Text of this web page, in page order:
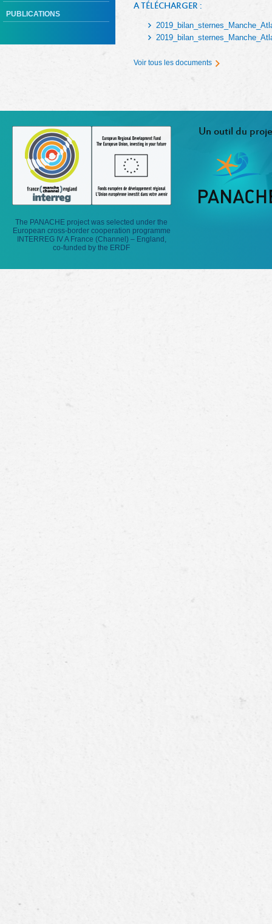
PUBLICATIONS
A TÉLÉCHARGER :
Voir tous les documents
The PANACHE project was selected under the
European cross-border cooperation programme
INTERREG IV A France (Channel) – England,
co-funded by the ERDF
Un outil du